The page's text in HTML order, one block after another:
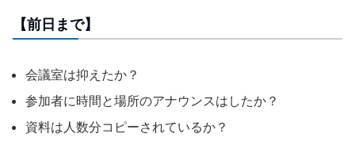
【前日まで】
会議室は抑えたか？
参加者に時間と場所のアナウンスはしたか？
資料は人数分コピーされているか？